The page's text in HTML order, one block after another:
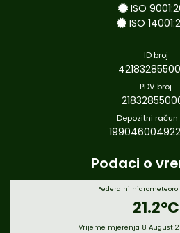
ISO
ISO
ID broj
PDV broj
Depozitni račun
Podaci o
Federalni
21.2°C
Vrijeme mjerenja 8 August